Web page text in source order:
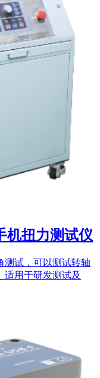
机扭力测试仪
测试，可以测试转轴
适用于研发测试及